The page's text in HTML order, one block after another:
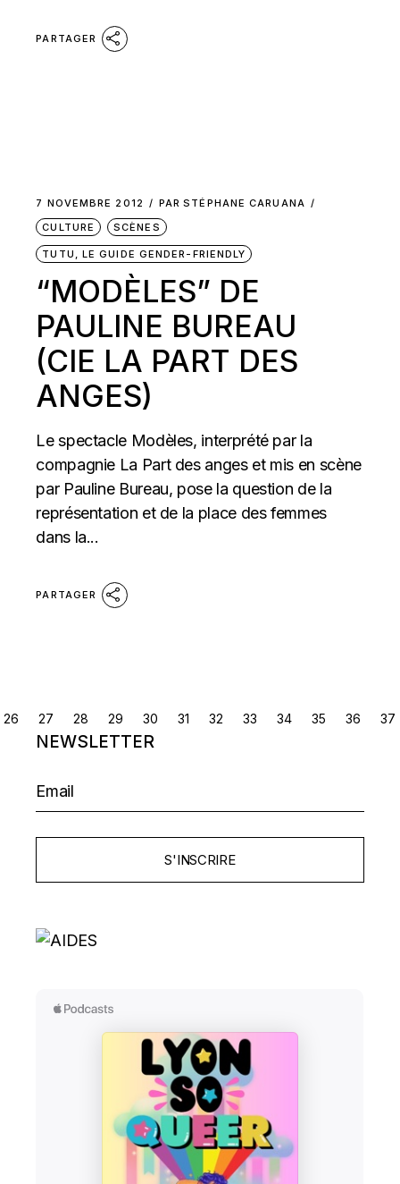
PARTAGER
7 NOVEMBRE 2012 PAR STÉPHANE CARUANA
CULTURE
SCÈNES
TUTU, LE GUIDE GENDER-FRIENDLY
“MODÈLES” DE
PAULINE BUREAU
(CIE LA PART DES
ANGES)
Le spectacle Modèles, interprété par la
compagnie La Part des anges et mis en scène
par Pauline Bureau, pose la question de la
représentation et de la place des femmes
dans la...
PARTAGER
NAVIGATION
DES
ARTICLES
26 27 28 29 30 31 32 33 34 35 36 37
NEWSLETTER
S'INSCRIRE